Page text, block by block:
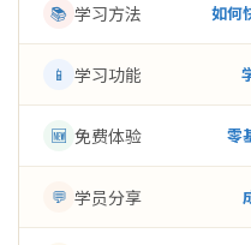
📚 学习方法 如何
📱 学习功能
🆕 免费体验 零
💬 学员分享